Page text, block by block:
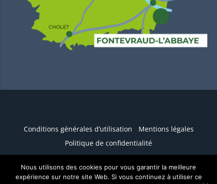
Conditions générales d’utilisation
Mentions légales
Politique de confidentialité
Conception :TERRE DE PIXELS
Nous utilisons des cookies pour vous garantir la meilleure
expérience sur notre site Web. Si vous continuez à utiliser ce